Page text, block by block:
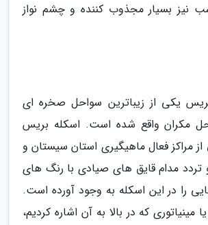
نیز بسیار مجذوب کننده و چشم نواز
یکی از زیباترین سواحل صخره ای
مکران واقع شده است. اسکله بریس
مراکز فعال ماهیگیری استان سیستان و
مدام قایق های صیادی با رنگ های
را در این اسکله به وجود آورده است.
که در بالا به آن اشاره کردیم،